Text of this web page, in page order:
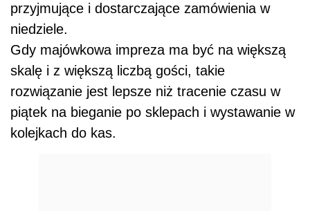
przyjmujące i dostarczające zamówienia w
niedziele.
Gdy majówkowa impreza ma być na większą
skalę i z większą liczbą gości, takie
rozwiązanie jest lepsze niż tracenie czasu w
piątek na bieganie po sklepach i wystawanie w
kolejkach do kas.